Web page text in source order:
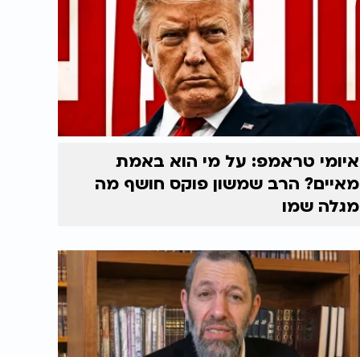
איומי טראמפ: על מי הוא באמת
מאיים? הרב שמשון פוקס חושף מה
מגלה שמו